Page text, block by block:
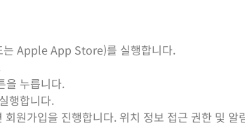
Apple App Store)를 실행합니다.
을 누릅니다.
행합니다.
원가입을 진행합니다. 위치 정보 접근 권한 및 알